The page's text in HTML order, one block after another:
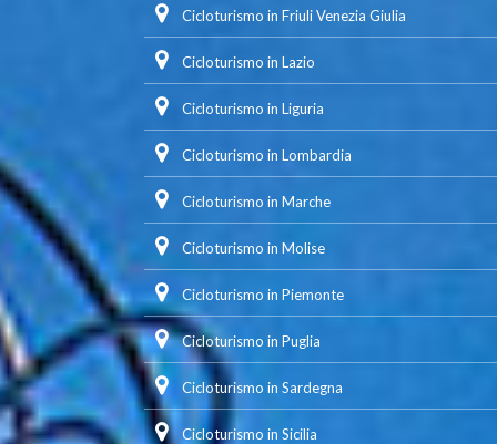
Cicloturismo in Friuli Venezia Giulia
Cicloturismo in Lazio
Cicloturismo in Liguria
Cicloturismo in Lombardia
Cicloturismo in Marche
Cicloturismo in Molise
Cicloturismo in Piemonte
Cicloturismo in Puglia
Cicloturismo in Sardegna
Cicloturismo in Sicilia